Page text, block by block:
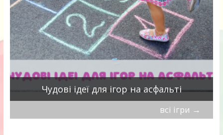
Чудові ідеї для ігор на асфальті
всі ігри →